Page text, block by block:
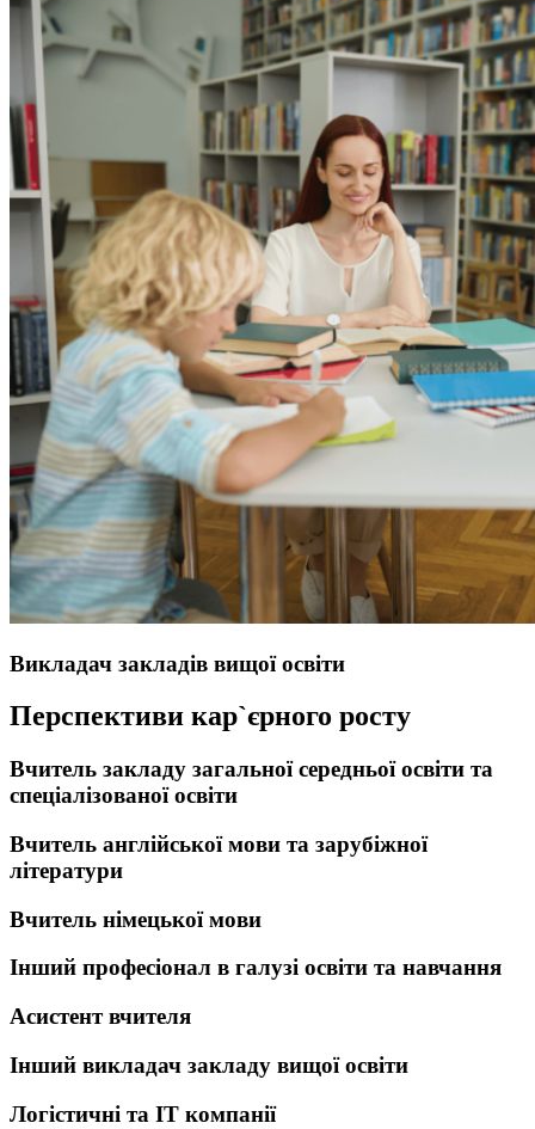
Викладач закладів вищої освіти
Перспективи кар`єрного росту
Вчитель закладу загальної середньої освіти та
спеціалізованої освіти
Вчитель англійської мови та зарубіжної
літератури
Вчитель німецької мови
Інший професіонал в галузі освіти та навчання
Асистент вчителя
Інший викладач закладу вищої освіти
Логістичні та IT компанії